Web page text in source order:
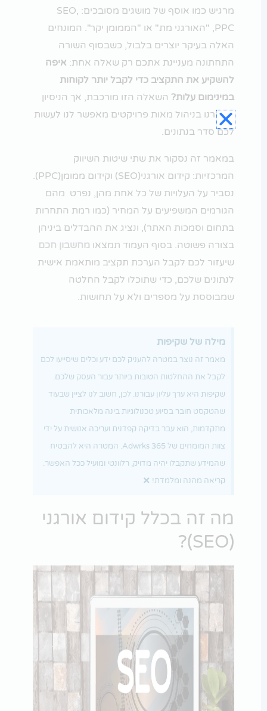
מרגיש כמו אוסף של מושגים מסובכים: SEO,
PPC, "האורגני מת" או "הממומן יקר". המונחים
האלה בעיקר יוצרים בלבול, כשבסוף השורה
התחתונה מעניינת אתכם רק שאלה אחת:איפה
להשקיע את התקציב כדי לקבל יותר לקוחות
במינימום עלות?השאלה הזו מורכבת, אך הניסיון
שצברנו בניהול מאות פרויקטים מאפשר לנו לעשות
לכם סדר בנתונים.
במאמר זה נסקור את שתי שיטות השיווק
המרכזיות: קידום אורגני(SEO) וקידום ממומן(PPC).
נסביר על העלויות של כל אחת מהן, נפרט מהם
הגורמים המשפיעים על המחיר (כמו רמת התחרות
בתחום וסמכות האתר), ונציג את ההבדלים ביניהן
בצורה פשוטה. בסוף העמוד תמצאומחשבון חכם
שיעזור לכם לקבל הערכת תקציב מותאמת אישית
לנתונים שלכם, כדי שתוכלו לקבל החלטה
שמבוססת על מספרים ולא על תחושות.
מילה של שקיפות
מאמר זה נוצר במטרה להעניק לכם ידע וכלים שיסייעו לכם
לקבל את ההחלטות הטובות ביותר עבור העסק שלכם.
שקיפות היא ערך עליון עבורנו. לכן, חשוב לנו לציין שבעוד
שהטקסט חובר בסיוע טכנולוגיות בינה מלאכותית
מתקדמות, הוא עבר בדיקה קפדנית ועריכה אנושית על ידי
צוות המומחים של Adwrks 365. המטרה היא להבטיח
שהמידע שתקבלו יהיה מדויק, רלוונטי ומועיל ככל האפשר.
קריאה מהנה ומלמדת!×
מה זה בכלל קידום אורגני